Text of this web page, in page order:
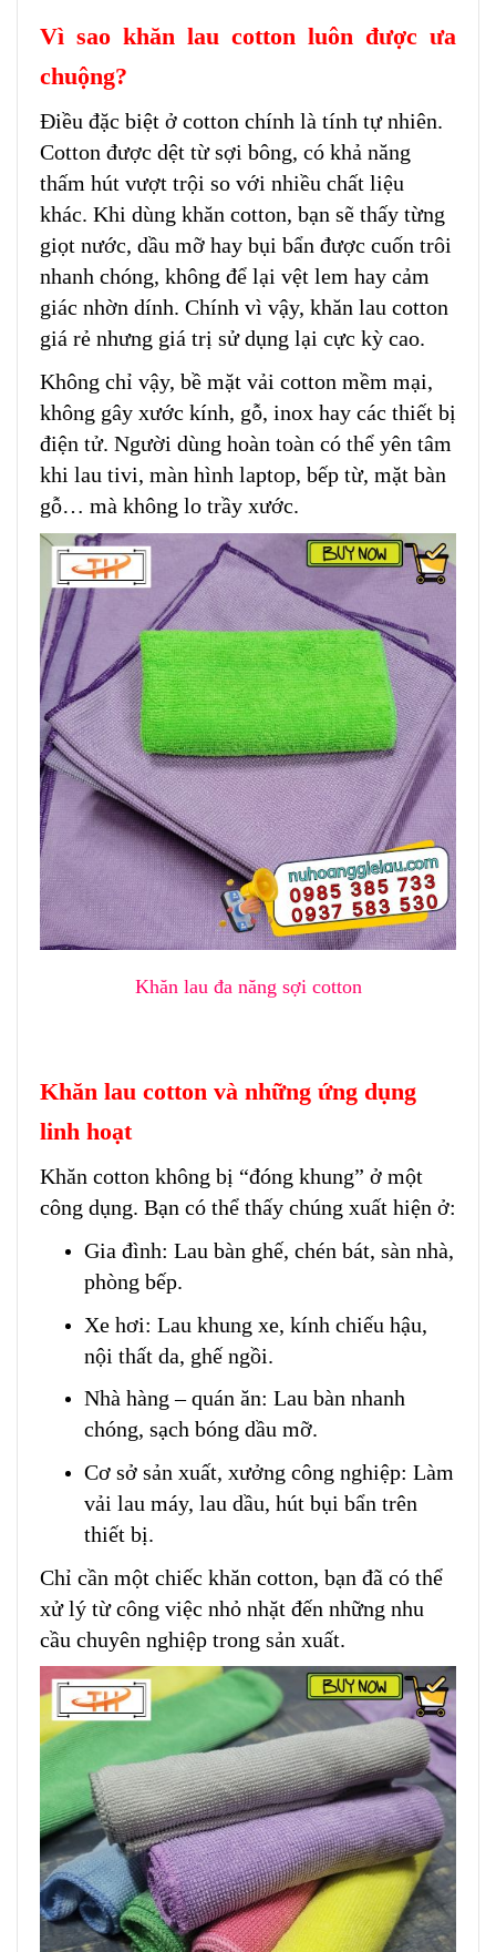
Vì sao khăn lau cotton luôn được ưa
chuộng?
Điều đặc biệt ở cotton chính là tính tự nhiên.
Cotton được dệt từ sợi bông, có khả năng
thấm hút vượt trội so với nhiều chất liệu
khác. Khi dùng khăn cotton, bạn sẽ thấy từng
giọt nước, dầu mỡ hay bụi bẩn được cuốn trôi
nhanh chóng, không để lại vệt lem hay cảm
giác nhờn dính. Chính vì vậy, khăn lau cotton
giá rẻ nhưng giá trị sử dụng lại cực kỳ cao.
Không chỉ vậy, bề mặt vải cotton mềm mại,
không gây xước kính, gỗ, inox hay các thiết bị
điện tử. Người dùng hoàn toàn có thể yên tâm
khi lau tivi, màn hình laptop, bếp từ, mặt bàn
gỗ… mà không lo trầy xước.
Khăn lau đa năng sợi cotton
Khăn lau cotton và những ứng dụng
linh hoạt
Khăn cotton không bị “đóng khung” ở một
công dụng. Bạn có thể thấy chúng xuất hiện ở:
Gia đình: Lau bàn ghế, chén bát, sàn nhà,
phòng bếp.
Xe hơi: Lau khung xe, kính chiếu hậu,
nội thất da, ghế ngồi.
Nhà hàng – quán ăn: Lau bàn nhanh
chóng, sạch bóng dầu mỡ.
Cơ sở sản xuất, xưởng công nghiệp: Làm
vải lau máy, lau dầu, hút bụi bẩn trên
thiết bị.
Chỉ cần một chiếc khăn cotton, bạn đã có thể
xử lý từ công việc nhỏ nhặt đến những nhu
cầu chuyên nghiệp trong sản xuất.